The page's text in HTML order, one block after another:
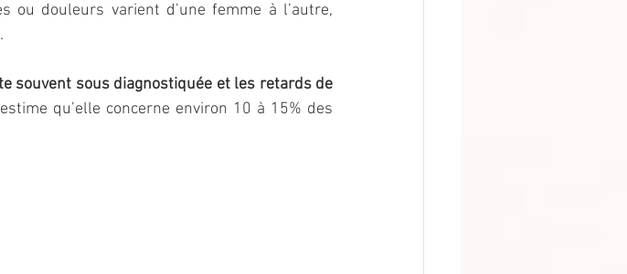
ou douleurs varient d’une femme à l’autre,
souvent sous diagnostiquée et les retards de
qu’elle concerne environ 10 à 15% des